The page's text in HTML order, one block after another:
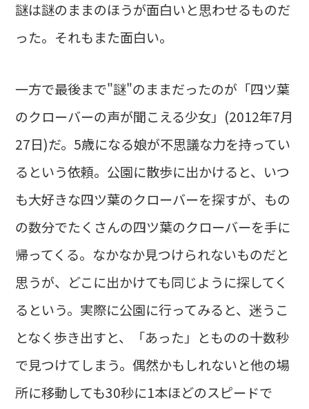
謎は謎のままのほうが面白いと思わせるものだ
った。それもまた面白い。
一方で最後まで"謎"のままだったのが「四ツ葉
のクローバーの声が聞こえる少女」(2012年7月
27日)だ。5歳になる娘が不思議な力を持ってい
るという依頼。公園に散歩に出かけると、いつ
も大好きな四ツ葉のクローバーを探すが、もの
の数分でたくさんの四ツ葉のクローバーを手に
帰ってくる。なかなか見つけられないものだと
思うが、どこに出かけても同じように探してく
るという。実際に公園に行ってみると、迷うこ
となく歩き出すと、「あった」とものの十数秒
で見つけてしまう。偶然かもしれないと他の場
所に移動しても30秒に1本ほどのスピードで